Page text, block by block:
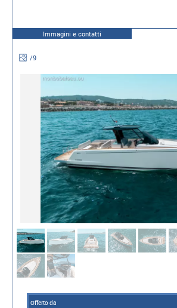
Immagini e contatti
/9
Offerto da